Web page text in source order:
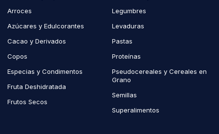
Arroces
Azúcares y Edulcorantes
Cacao y Derivados
Copos
Especias y Condimentos
Fruta Deshidratada
Frutos Secos
Legumbres
Levaduras
Pastas
Proteínas
Pseudocereales y Cereales en
Grano
Semillas
Superalimentos